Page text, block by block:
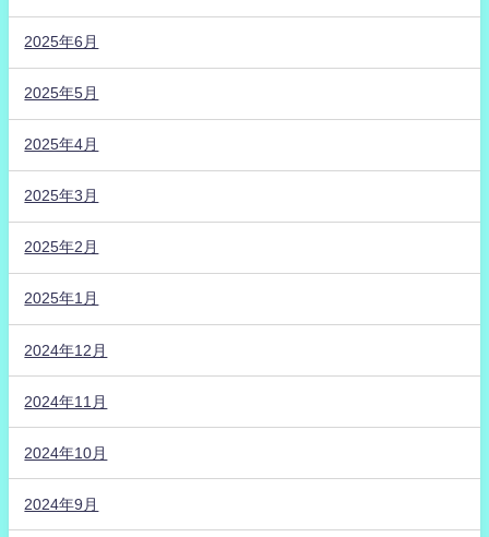
2025年6月
2025年5月
2025年4月
2025年3月
2025年2月
2025年1月
2024年12月
2024年11月
2024年10月
2024年9月